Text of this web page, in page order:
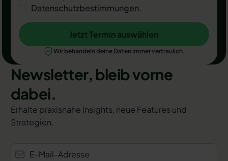
Datenschutzbestimmungen.
Jetzt Termin auswählen
Jetzt Termin auswählen
Wir behandeln deine Daten immer vertraulich.
Newsletter, bleib vorne
dabei.
Erhalte praxisnahe Insights, neue Features und
Strategien.